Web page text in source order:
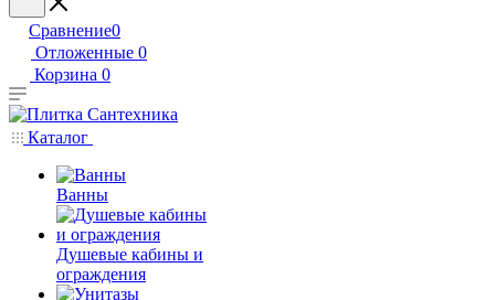
Сравнение0
Отложенные 0
Корзина 0
Каталог
Ванны
Душевые кабины и
ограждения